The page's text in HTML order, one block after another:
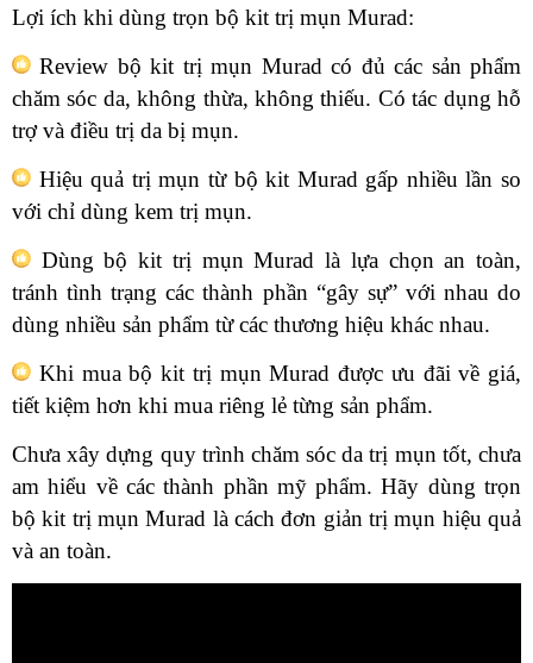
Lợi ích khi dùng trọn bộ kit trị mụn Murad:
Review bộ kit trị mụn Murad có đủ các sản phẩm
chăm sóc da, không thừa, không thiếu. Có tác dụng hỗ
trợ và điều trị da bị mụn.
Hiệu quả trị mụn từ bộ kit Murad gấp nhiều lần so
với chỉ dùng kem trị mụn.
Dùng bộ kit trị mụn Murad là lựa chọn an toàn,
tránh tình trạng các thành phần “gây sự” với nhau do
dùng nhiều sản phẩm từ các thương hiệu khác nhau.
Khi mua bộ kit trị mụn Murad được ưu đãi về giá,
tiết kiệm hơn khi mua riêng lẻ từng sản phẩm.
Chưa xây dựng quy trình chăm sóc da trị mụn tốt, chưa
am hiểu về các thành phần mỹ phẩm. Hãy dùng trọn
bộ kit trị mụn Murad là cách đơn giản trị mụn hiệu quả
và an toàn.